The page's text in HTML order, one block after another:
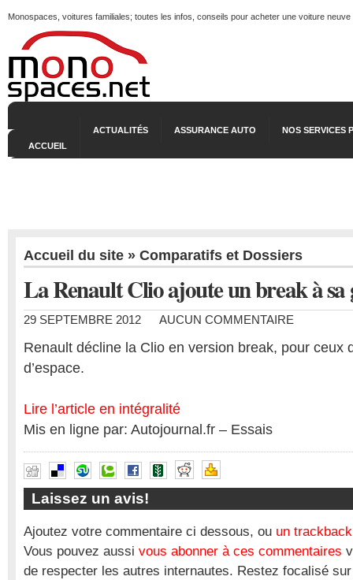
Monospaces, voitures familiales; toutes les infos, conseils pour acheter une voiture
ACCUEIL
ACTUALITÉS ASSURANCE AUTO NOS SERVICES
Accueil du site » Comparatifs et Dossiers
La Renault Clio ajoute un break à sa
29 SEPTEMBRE 2012 AUCUN COMMENTAIRE
Renault décline la Clio en version break, pour ceux
d’espace.
Lire l’article en intégralité
Mis en ligne par: Autojournal.fr – Essais
Laissez un avis!
Ajoutez votre commentaire ci dessous, ou un trackback
Vous pouvez aussi vous abonner à ces commentaires
de respecter les autres internautes. Restez focalisé